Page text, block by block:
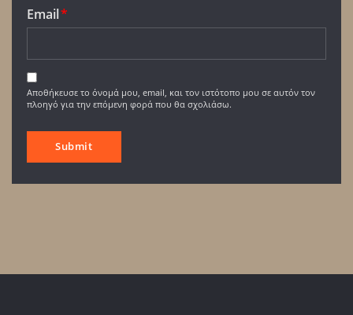
Email*
Αποθήκευσε το όνομά μου, email, και τον ιστότοπο μου σε αυτόν τον
πλοηγό για την επόμενη φορά που θα σχολιάσω.